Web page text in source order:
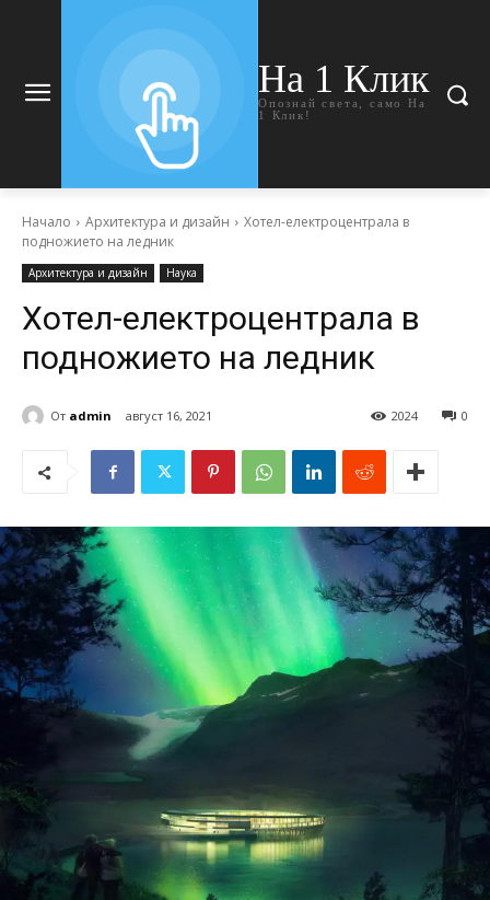
На 1 Клик
Опознай света, само На
1 Клик!
Начало Архитектура и дизайн
Хотел-електроцентрала в
подножието на ледник
Архитектура и дизайн Наука
Хотел-електроцентрала в
подножието на ледник
От admin август 16, 2021 0
2024